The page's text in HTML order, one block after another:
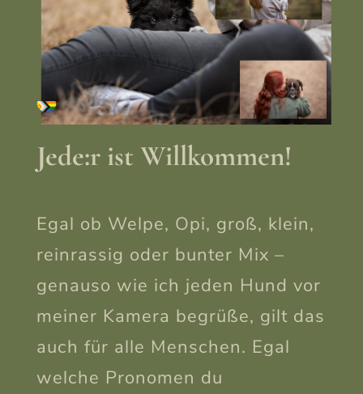
Jede:r ist Willkommen!
Egal ob Welpe, Opi, groß, klein,
reinrassig oder bunter Mix –
genauso wie ich jeden Hund vor
meiner Kamera begrüße, gilt das
auch für alle Menschen. Egal
welche Pronomen du